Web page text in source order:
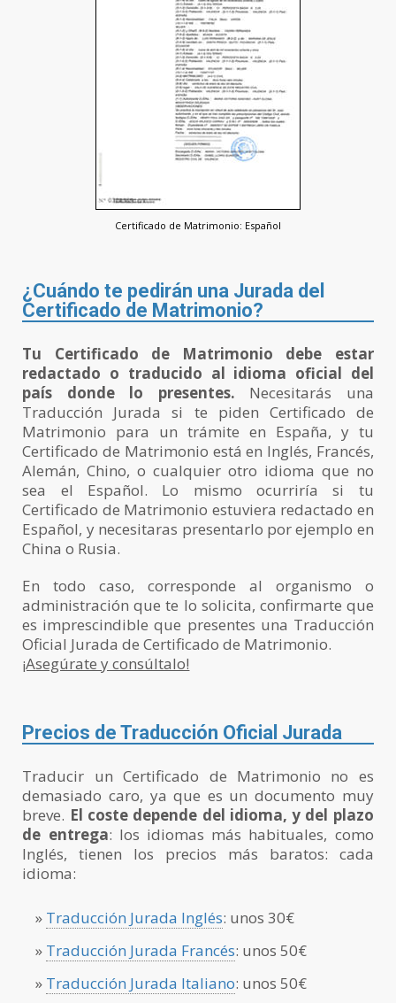
Certificado de Matrimonio: Español
¿Cuándo te pedirán una Jurada del
Certificado de Matrimonio?
Tu Certificado de Matrimonio debe estar
redactado o traducido al idioma oficial del
país donde lo presentes. Necesitarás una
Traducción Jurada si te piden Certificado de
Matrimonio para un trámite en España, y tu
Certificado de Matrimonio está en Inglés, Francés,
Alemán, Chino, o cualquier otro idioma que no
sea el Español. Lo mismo ocurriría si tu
Certificado de Matrimonio estuviera redactado en
Español, y necesitaras presentarlo por ejemplo en
China o Rusia.
En todo caso, corresponde al organismo o
administración que te lo solicita, confirmarte que
es imprescindible que presentes una Traducción
Oficial Jurada de Certificado de Matrimonio.
¡Asegúrate y consúltalo!
Precios de Traducción Oficial Jurada
Traducir un Certificado de Matrimonio no es
demasiado caro, ya que es un documento muy
breve. El coste depende del idioma, y del plazo
de entrega: los idiomas más habituales, como
Inglés, tienen los precios más baratos: cada
idioma:
» Traducción Jurada Inglés: unos 30€
» Traducción Jurada Francés: unos 50€
» Traducción Jurada Italiano: unos 50€